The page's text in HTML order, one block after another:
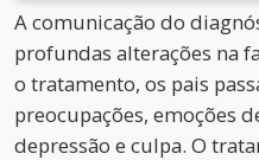
A comunicação do
profundas alterações na
o tratamento, os pais
preocupações, emoções
depressão e culpa. O